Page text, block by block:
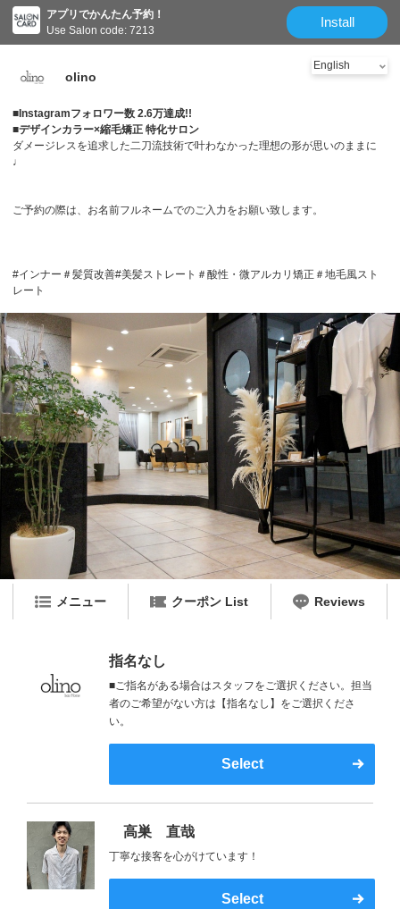
アプリでかんたん予約！
Use Salon code: 7213
Install
olino
■Instagramフォロワー数 2.6万達成!!
■デザインカラー×縮毛矯正 特化サロン
ダメージレスを追求した二刀流技術で叶わなかった理想の形が思いのままに
♩
ご予約の際は、お名前フルネームでのご入力をお願い致します。
#インナー＃髪質改善#美髪ストレート＃酸性・微アルカリ矯正＃地毛風スト
レート
メニュー クーポン List Reviews
指名なし
■ご指名がある場合はスタッフをご選択ください。担当
者のご希望がない方は【指名なし】をご選択くださ
い。
Select
高巣 直哉
丁寧な接客を心がけています！
Select